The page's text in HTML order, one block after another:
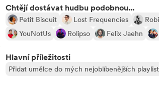
Chtějí dostávat hudbu podobnou...
Petit Biscuit Lost Frequencies
YouNotUs
Rolipso Felix Jaehn
Hlavní příležitosti
Přidat umělce do mých nejoblíbenějších